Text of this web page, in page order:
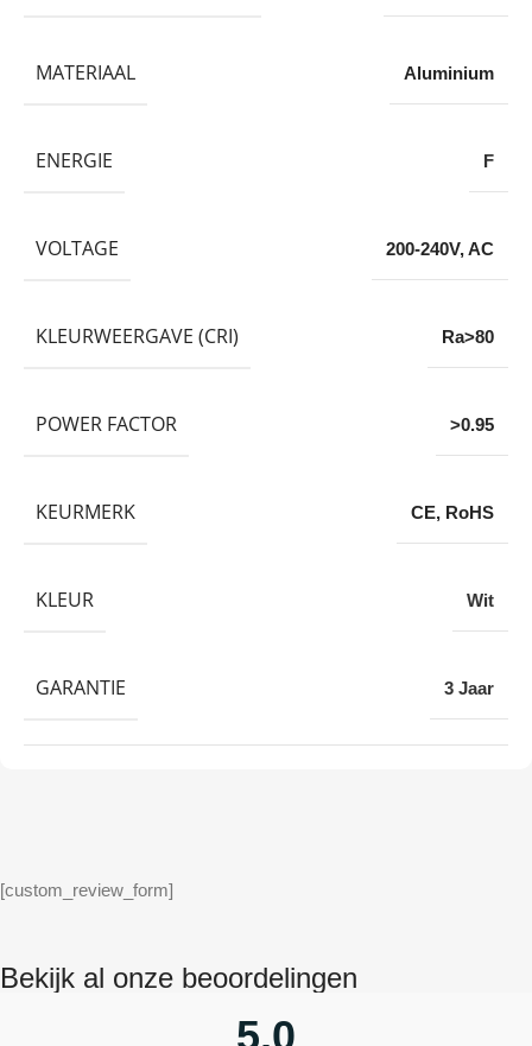
MATERIAAL Aluminium
ENERGIE F
VOLTAGE 200-240V,AC
KLEURWEERGAVE (CRI) Ra>80
POWER FACTOR >0.95
KEURMERK CE, RoHS
KLEUR Wit
GARANTIE 3 Jaar
[custom_review_form]
Bekijk al onze beoordelingen